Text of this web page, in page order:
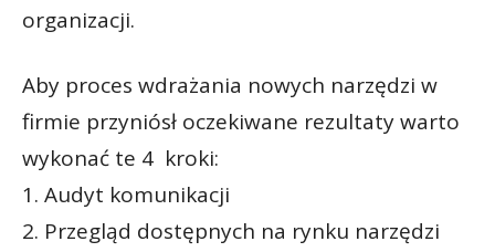
organizacji.
Aby proces wdrażania nowych narzędzi w
firmie przyniósł oczekiwane rezultaty warto
wykonać te 4 kroki:
1. Audyt komunikacji
2. Przegląd dostępnych na rynku narzędzi